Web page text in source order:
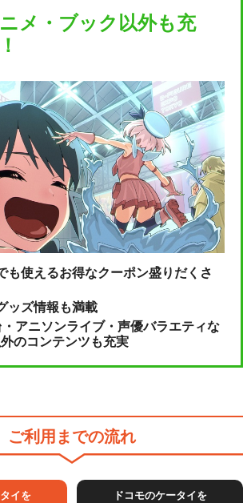
メ・ブック以外も充
も使えるお得なクーポン盛りだくさ
ッズ情報も満載
アニソンライブ・声優バラエティな
のコンテンツも充実
ご利用までの流れ
イを
ドコモのケータイを